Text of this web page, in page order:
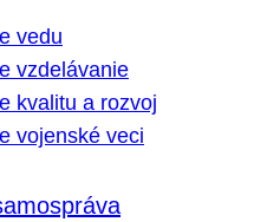
vedu
vzdelávanie
kvalitu a rozvoj
vojenské veci